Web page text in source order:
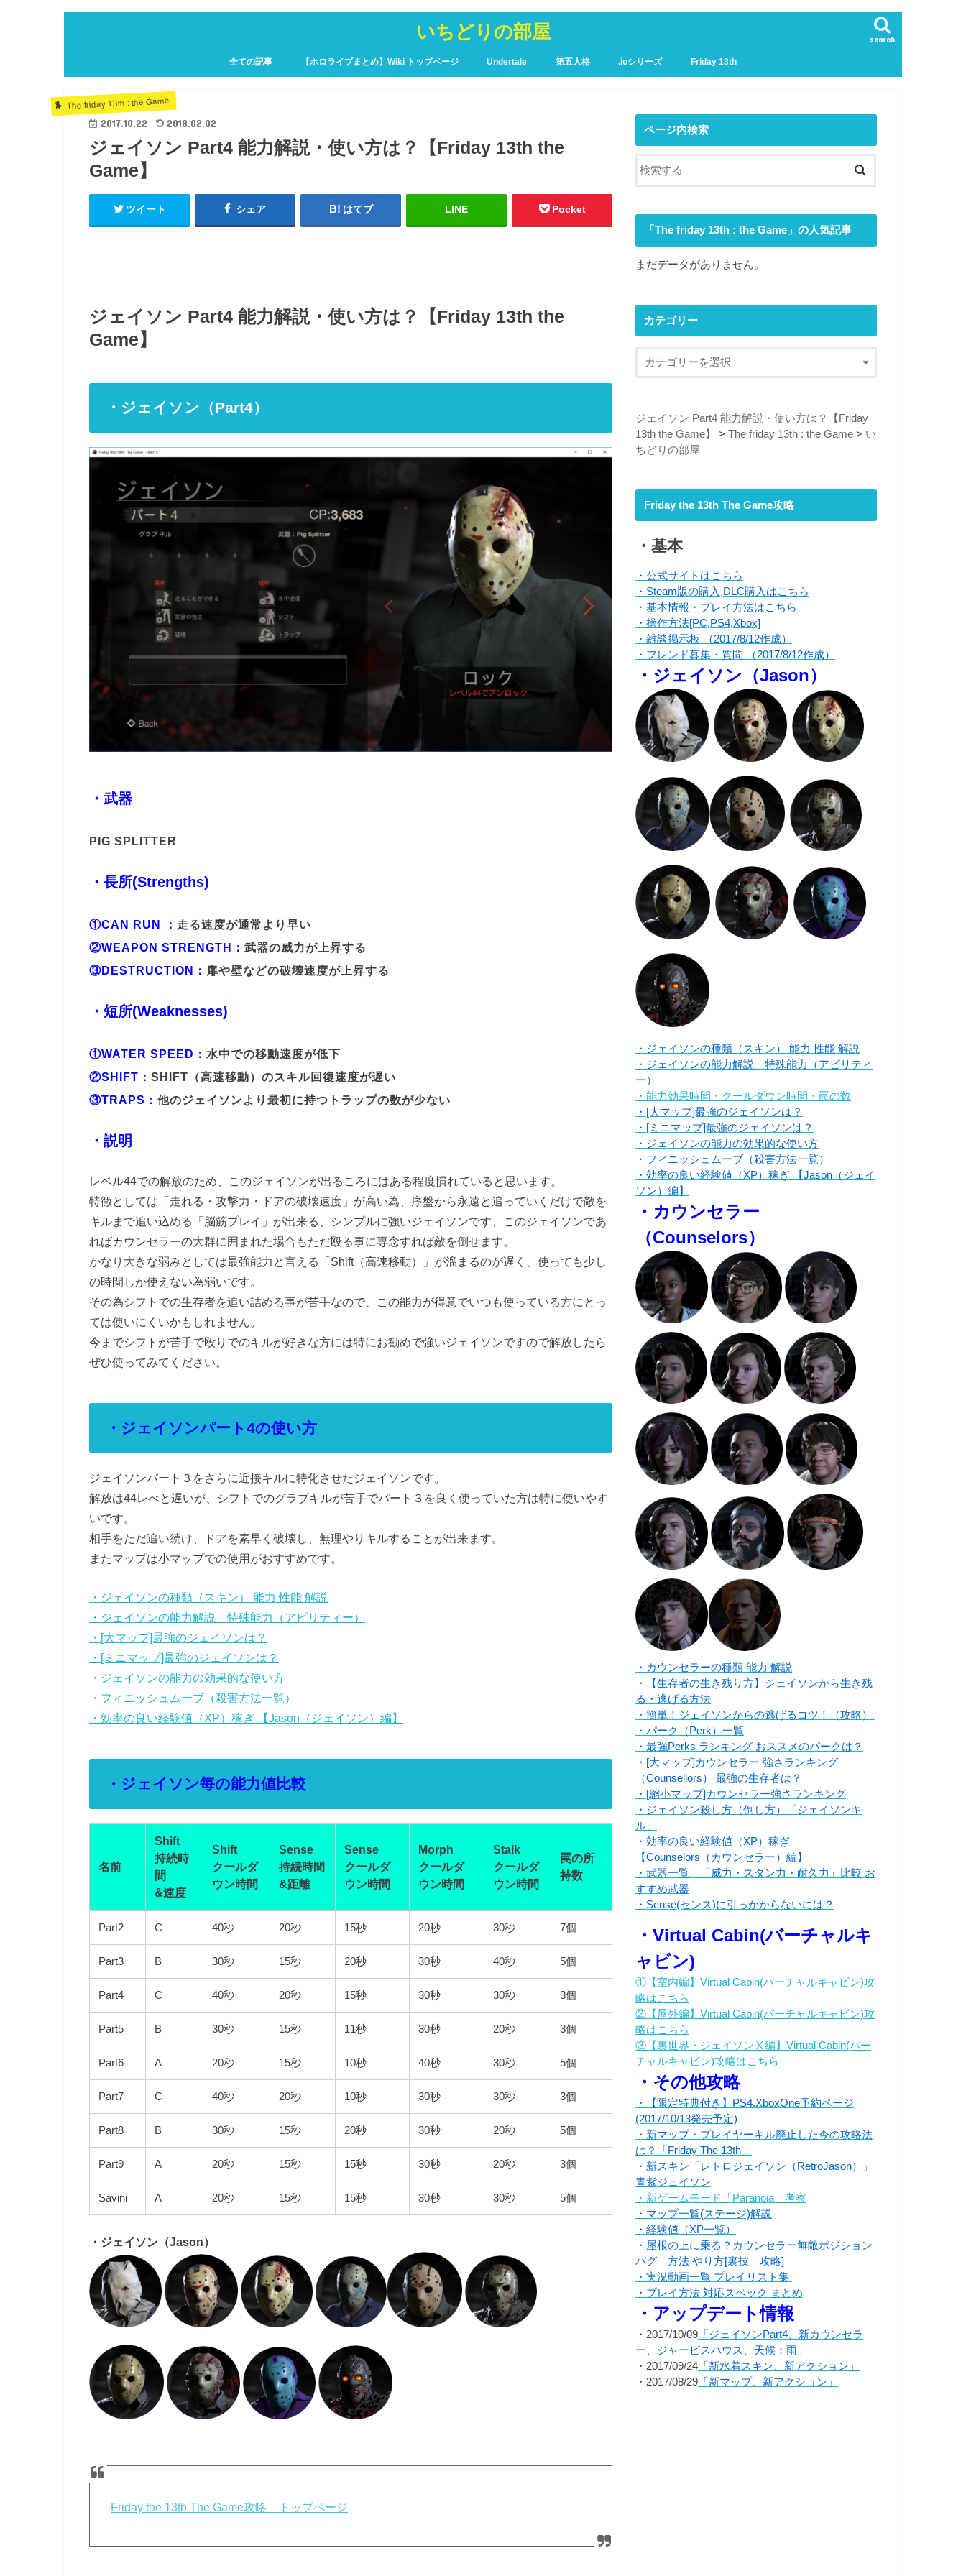
いちどりの部屋 search
全ての記事 【ホロライブまとめ】Wiki トップページ Undertale 第五人格 .ioシリーズ Friday 13th
The friday 13th : the Game
2017.10.22 2018.02.02
ジェイソン Part4 能力解説・使い方は？【Friday 13th the
Game】
ツイート シェア はてブ LINE Pocket
ジェイソン Part4 能力解説・使い方は？【Friday 13th the
Game】
・ジェイソン（Part4）
・武器
PIG SPLITTER
・長所(Strengths)
①CAN RUN ： 走る速度が通常より早い
②WEAPON STRENGTH： 武器の威力が上昇する
③DESTRUCTION： 扉や壁などの破壊速度が上昇する
・短所(Weaknesses)
①WATER SPEED： 水中での移動速度が低下
②SHIFT： SHIFT（高速移動）のスキル回復速度が遅い
③TRAPS： 他のジェイソンより最初に持つトラップの数が少ない
・説明
レベル44での解放のため、このジェイソンが出るころにはある程度慣れていると思います。
特徴としては「走れる・攻撃力・ドアの破壊速度」が高い為、序盤から永遠と追っていくだけで敵を
キルまで追い込める「脳筋プレイ」が出来る、シンプルに強いジェイソンです、このジェイソンであ
ればカウンセラーの大群に囲まれた場合もただ殴る事に専念すれば敵を倒せます。
かなり大きな弱みとしては最強能力と言える「Shift（高速移動）」が溜まるのが遅く、使っても少し
の時間しか使えない為弱いです。
その為シフトでの生存者を追い詰める事が苦手なので、この能力が得意でいつも使っている方にとっ
ては使いにくいかもしれません。
今までシフトが苦手で殴りでのキルが好きな方には特にお勧めで強いジェイソンですので解放したら
ぜひ使ってみてください。
・ジェイソンパート4の使い方
ジェイソンパート３をさらに近接キルに特化させたジェイソンです。
解放は44レべと遅いが、シフトでのグラブキルが苦手でパート３を良く使っていた方は特に使いやす
いです。
相手をただ追い続け、ドアを素早く破壊し、無理やりキルすることが出来ます。
またマップは小マップでの使用がおすすめです。
・ジェイソンの種類（スキン） 能力 性能 解説
・ジェイソンの能力解説 特殊能力（アビリティー）
・[大マップ]最強のジェイソンは？
・[ミニマップ]最強のジェイソンは？
・ジェイソンの能力の効果的な使い方
・フィニッシュムーブ（殺害方法一覧）
・効率の良い経験値（XP）稼ぎ 【Jason（ジェイソン）編】
・ジェイソン毎の能力値比較
名前
Shift
持続時
間
&速度
Shift
クールダ
ウン時間
Sense
持続時間
&距離
Sense
クールダ
ウン時間
Morph
クールダ
ウン時間
Stalk
クールダ
ウン時間
罠の所
持数
Part2 C 40秒 20秒 15秒 20秒 30秒 7個
Part3 B 30秒 15秒 20秒 30秒 40秒 5個
Part4 C 40秒 20秒 15秒 30秒 30秒 3個
Part5 B 30秒 15秒 11秒 30秒 20秒 3個
Part6 A 20秒 15秒 10秒 40秒 30秒 5個
Part7 C 40秒 20秒 10秒 30秒 30秒 3個
Part8 B 30秒 15秒 20秒 30秒 20秒 5個
Part9 A 20秒 15秒 15秒 30秒 20秒 3個
Savini A 20秒 15秒 15秒 30秒 30秒 5個
・ジェイソン（Jason）
Friday the 13th The Game攻略 – トップページ
ページ内検索
「The friday 13th : the Game」の人気記事
まだデータがありません。
カテゴリー
ジェイソン Part4 能力解説・使い方は？【Friday
13th the Game】
> The friday 13th : the Game > い
ちどりの部屋
Friday the 13th The Game攻略
・基本
・公式サイトはこちら
・Steam版の購入,DLC購入はこちら
・基本情報・プレイ方法はこちら
・操作方法[PC,PS4,Xbox]
・雑談掲示板 （2017/8/12作成）
・フレンド募集・質問 （2017/8/12作成）
・ジェイソン（Jason）
・ジェイソンの種類（スキン） 能力 性能 解説
・ジェイソンの能力解説 特殊能力（アビリティ
ー）
・能力効果時間・クールダウン時間・罠の数
・[大マップ]最強のジェイソンは？
・[ミニマップ]最強のジェイソンは？
・ジェイソンの能力の効果的な使い方
・フィニッシュムーブ（殺害方法一覧）
・効率の良い経験値（XP）稼ぎ 【Jason（ジェイ
ソン）編】
・カウンセラー
（Counselors）
・カウンセラーの種類 能力 解説
・【生存者の生き残り方】ジェイソンから生き残
る・逃げる方法
・簡単！ジェイソンからの逃げるコツ！（攻略）
・パーク（Perk）一覧
・最強Perks ランキング おススメのパークは？
・[大マップ]カウンセラー 強さランキング
（Counsellors） 最強の生存者は？
・[縮小マップ]カウンセラー強さランキング
・ジェイソン殺し方（倒し方）「ジェイソンキ
ル」
・効率の良い経験値（XP）稼ぎ
【Counselors（カウンセラー）編】
・武器一覧 「威力・スタン力・耐久力」比較 お
すすめ武器
・Sense(センス)に引っかからないには？
・Virtual Cabin(バーチャルキ
ャビン)
①【室内編】Virtual Cabin(バーチャルキャビン)攻
略はこちら
②【屋外編】Virtual Cabin(バーチャルキャビン)攻
略はこちら
③【裏世界・ジェイソンⅩ編】Virtual Cabin(バー
チャルキャビン)攻略はこちら
・その他攻略
・【限定特典付き】PS4,XboxOne予約ページ
(2017/10/13発売予定)
・新マップ・プレイヤーキル廃止した今の攻略法
は？「Friday The 13th」
・新スキン「レトロジェイソン（RetroJason）」
青紫ジェイソン
・新ゲームモード「Paranoia」考察
・マップ一覧(ステージ)解説
・経験値（XP一覧）
・屋根の上に乗る？カウンセラー無敵ポジション
バグ 方法 やり方[裏技 攻略]
・実況動画一覧 プレイリスト集
・プレイ方法 対応スペック まとめ
・アップデート情報
・2017/10/09 「ジェイソンPart4、新カウンセラ
ー、ジャービスハウス、天候：雨」
・2017/09/24 「新水着スキン、新アクション」
・2017/08/29 「新マップ、新アクション」